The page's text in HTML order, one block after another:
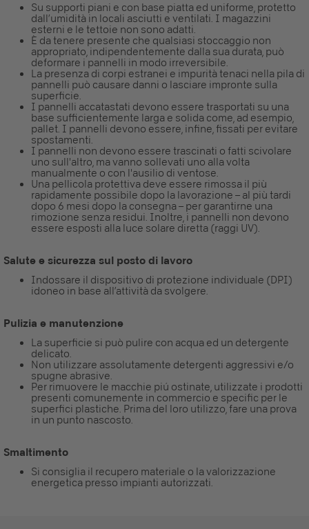
Su supporti piani e con base piatta ed uniforme, protetto
dall’umidità in locali asciutti e ventilati. I magazzini
esterni e le tettoie non sono adatti.
È da tenere presente che qualsiasi stoccaggio non
appropriato, indipendentemente dalla sua durata, può
deformare i pannelli in modo irreversibile.
La presenza di corpi estranei e impurità tenaci nella pila di
pannelli può causare danni o lasciare impronte sulla
superficie.
I pannelli accatastati devono essere trasportati su una
base sufficientemente larga e solida come, ad esempio,
pallet. I pannelli devono essere, infine, fissati per evitare
spostamenti.
I pannelli non devono essere trascinati o fatti scivolare
uno sull'altro, ma vanno sollevati uno alla volta
manualmente o con l'ausilio di ventose.
Una pellicola protettiva deve essere rimossa il più
rapidamente possibile dopo la lavorazione – al più tardi
dopo 6 mesi dopo la consegna – per garantirne una
rimozione senza residui. Inoltre, i pannelli non devono
essere esposti alla luce solare diretta (raggi UV).
Salute e sicurezza sul posto di lavoro
Indossare il dispositivo di protezione individuale (DPI)
idoneo in base all’attività da svolgere.
Pulizia e manutenzione
La superficie si può pulire con acqua ed un detergente
delicato.
Non utilizzare assolutamente detergenti aggressivi e/o
spugne abrasive.
Per rimuovere le macchie piú ostinate, utilizzate i prodotti
presenti comunemente in commercio e specific per le
superfici plastiche. Prima del loro utilizzo, fare una prova
in un punto nascosto.
Smaltimento
Si consiglia il recupero materiale o la valorizzazione
energetica presso impianti autorizzati.